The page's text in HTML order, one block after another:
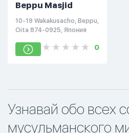
Beppu Masjid
10-19 Wakakusacho, Beppu,
Oita 874-0925, Япония
0
Узнавай обо всех
мусульманского